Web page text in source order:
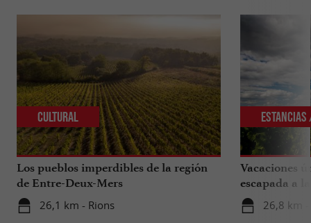
Los pueblos imperdibles de la región
de Entre-Deux-Mers
26,1 km - Rions
Cultural
Vacaciones
escapada a
sur de la
26,8 km -
Estancias